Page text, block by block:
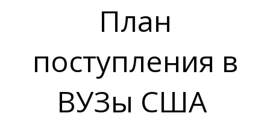
План
поступления в
ВУЗы США